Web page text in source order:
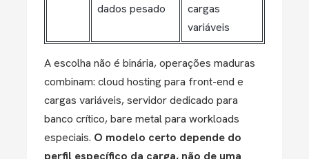
dados pesado
cargas
variáveis
A escolha não é binária, operações maduras
combinam: cloud hosting para front-end e
cargas variáveis, servidor dedicado para
banco crítico, bare metal para workloads
especiais. O modelo certo depende do
perfil específico da carga, não de uma